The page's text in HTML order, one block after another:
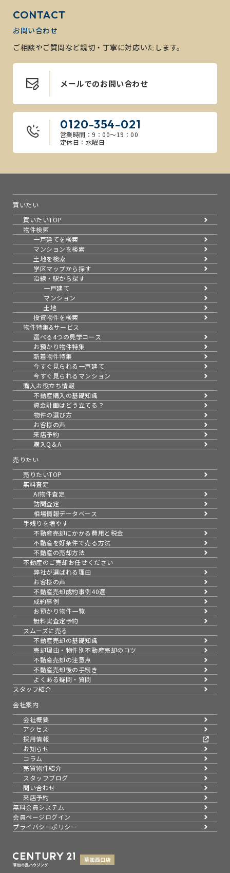
CONTACT
お問い合わせ
ご相談やご質問など親切・丁寧に対応いたします。
メールでのお問い合わせ
0120-354-021
営業時間：9：00～19：00
定休日：水曜日
買いたい
買いたいTOP
物件検索
一戸建てを検索
マンションを検索
土地を検索
学区マップから探す
沿線・駅から探す
一戸建て
マンション
土地
投資物件を検索
物件特集&サービス
選べる4つの見学コース
お預かり物件特集
新着物件特集
今すぐ見られる一戸建て
今すぐ見られるマンション
購入お役立ち情報
不動産購入の基礎知識
資金計画はどう立てる？
物件の選び方
お客様の声
来店予約
購入Q＆A
売りたい
売りたいTOP
無料査定
AI物件査定
訪問査定
相場情報データベース
手残りを増やす
不動産売却にかかる費用と税金
不動産を好条件で売る方法
不動産の売却方法
不動産のご売却お任せください
弊社が選ばれる理由
お客様の声
不動産売却成約事例40選
成約事例
お預かり物件一覧
無料実査定予約
スムーズに売る
不動産売却の基礎知識
売却理由・物件別不動産売却のコツ
不動産売却の注意点
不動産売却後の手続き
よくある疑問・質問
スタッフ紹介
会社案内
会社概要
アクセス
採用情報
お知らせ
コラム
売買物件紹介
スタッフブログ
問い合わせ
来店予約
無料会員システム
会員ページログイン
プライバシーポリシー